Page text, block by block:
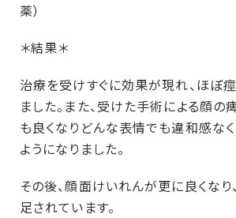
薬）
＊結果＊
治療を受けすぐに効果が現れ、ほぼ
ました。また、受けた手術による顔
も良くなりどんな表情でも違和感な
ようになりました。
その後、顔面けいれんが更に良くなり
足されています。